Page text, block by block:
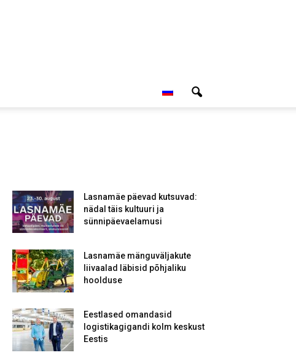
Lasnamäe päevad kutsuvad:
nädal täis kultuuri ja
sünnipäevaelamusi
Lasnamäe mänguväljakute
liivaalad läbisid põhjaliku
hoolduse
Eestlased omandasid
logistikagigandi kolm keskust
Eestis